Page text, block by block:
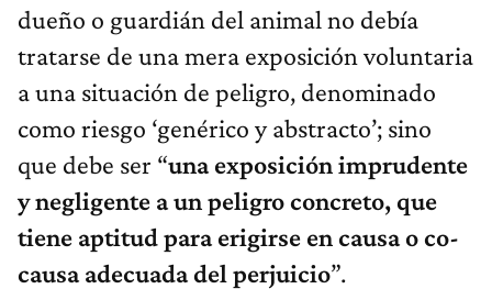
dueño o guardián del animal no debía
tratarse de una mera exposición voluntaria
a una situación de peligro, denominado
como riesgo ‘genérico y abstracto’; sino
que debe ser “una exposición imprudente
y negligente a un peligro concreto, que
tiene aptitud para erigirse en causa o co-
causa adecuada del perjuicio”.